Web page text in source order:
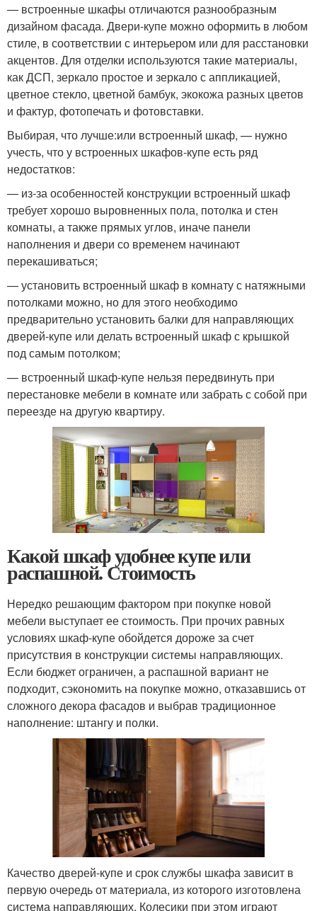
— встроенные шкафы отличаются разнообразным
дизайном фасада. Двери-купе можно оформить в любом
стиле, в соответствии с интерьером или для расстановки
акцентов. Для отделки используются такие материалы,
как ДСП, зеркало простое и зеркало с аппликацией,
цветное стекло, цветной бамбук, экокожа разных цветов
и фактур, фотопечать и фотовставки.
Выбирая, что лучше:или встроенный шкаф, — нужно
учесть, что у встроенных шкафов-купе есть ряд
недостатков:
— из-за особенностей конструкции встроенный шкаф
требует хорошо выровненных пола, потолка и стен
комнаты, а также прямых углов, иначе панели
наполнения и двери со временем начинают
перекашиваться;
— установить встроенный шкаф в комнату с натяжными
потолками можно, но для этого необходимо
предварительно установить балки для направляющих
дверей-купе или делать встроенный шкаф с крышкой
под самым потолком;
— встроенный шкаф-купе нельзя передвинуть при
перестановке мебели в комнате или забрать с собой при
переезде на другую квартиру.
Какой шкаф удобнее купе или
распашной. Стоимость
Нередко решающим фактором при покупке новой
мебели выступает ее стоимость. При прочих равных
условиях шкаф-купе обойдется дороже за счет
присутствия в конструкции системы направляющих.
Если бюджет ограничен, а распашной вариант не
подходит, сэкономить на покупке можно, отказавшись от
сложного декора фасадов и выбрав традиционное
наполнение: штангу и полки.
Качество дверей-купе и срок службы шкафа зависит в
первую очередь от материала, из которого изготовлена
система направляющих. Колесики при этом играют